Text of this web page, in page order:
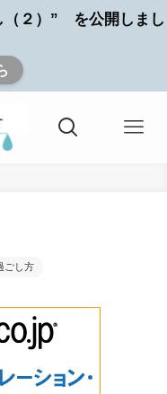
（２）” を公開しまし
ごし方